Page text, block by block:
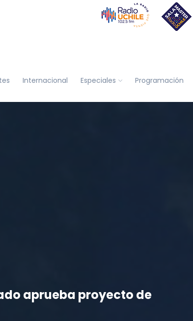
Internacional Especiales Programación
aprueba proyecto de